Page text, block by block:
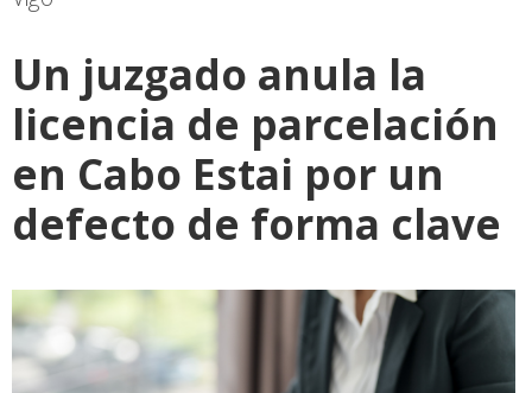
Un juzgado anula la
licencia de parcelación
en Cabo Estai por un
defecto de forma clave